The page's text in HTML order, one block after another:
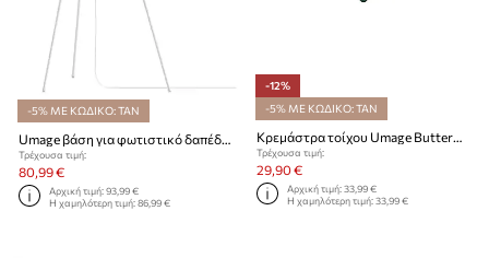
-5% ΜΕ ΚΩΔΙΚΟ: TAN
Τρέχουσα τιμή:
80,99 €
Αρχική τιμή:93,99 €
Η χαμηλότερη τιμή:86,99 €
-12%
-5% ΜΕ ΚΩΔΙΚΟ: TAN
Κρεμάστρα τοίχου Umage Butterflies M 26 cm
Τρέχουσα τιμή:
29,90 €
Αρχική τιμή:33,99 €
Η χαμηλότερη τιμή:33,99 €